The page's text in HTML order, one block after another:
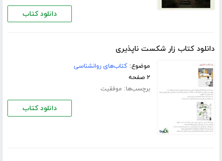
دانلود کتاب
دانلود کتاب زار شکست ناپذیری
موضوع:کتاب‌های روانشناسی
۲ صفحه
برچسب‌ها: موفقیت
دانلود کتاب